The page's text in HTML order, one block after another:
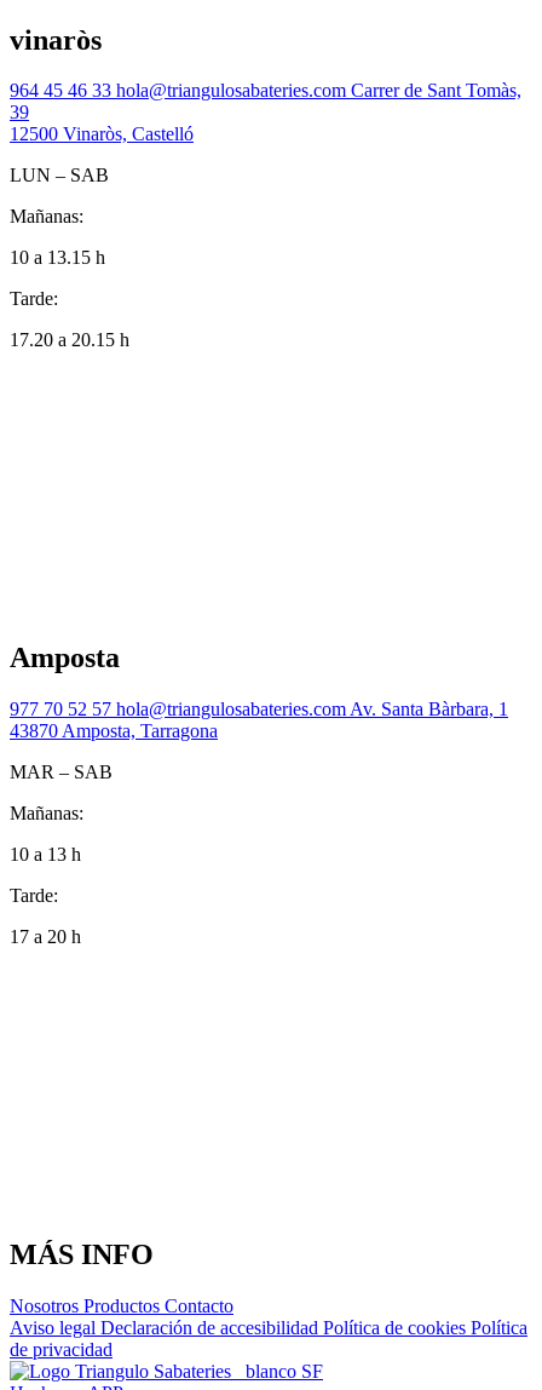
vinaròs
964 45 46 33 hola@triangulosabateries.com Carrer de Sant Tomàs,
39
12500 Vinaròs, Castelló
LUN – SAB
Mañanas:
10 a 13.15 h
Tarde:
17.20 a 20.15 h
Amposta
977 70 52 57 hola@triangulosabateries.com Av. Santa Bàrbara, 1
43870 Amposta, Tarragona
MAR – SAB
Mañanas:
10 a 13 h
Tarde:
17 a 20 h
MÁS INFO
Nosotros Productos Contacto
Aviso legal Declaración de accesibilidad Política de cookies Política
de privacidad